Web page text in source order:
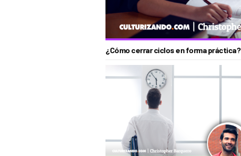
¿Cómo cerrar ciclos en forma práctica?